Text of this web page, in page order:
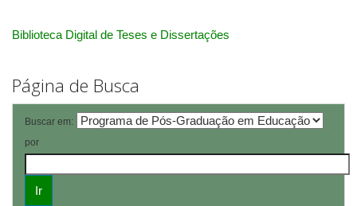
Biblioteca Digital de Teses e Dissertações
Página de Busca
Buscar em:
por